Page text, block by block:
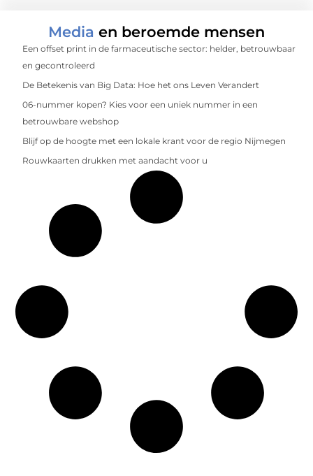
Media en beroemde mensen
Een offset print in de farmaceutische sector: helder, betrouwbaar
en gecontroleerd
De Betekenis van Big Data: Hoe het ons Leven Verandert
06-nummer kopen? Kies voor een uniek nummer in een
betrouwbare webshop
Blijf op de hoogte met een lokale krant voor de regio Nijmegen
Rouwkaarten drukken met aandacht voor u